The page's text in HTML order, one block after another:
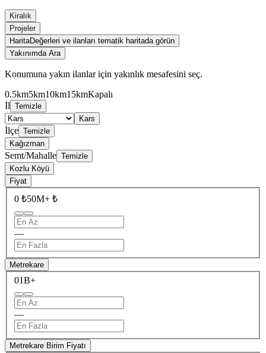
Kiralık
Projeler
HaritaDeğerleri ve ilanları tematik haritada görün
Yakınımda Ara
Konumuna yakın ilanlar için yakınlık mesafesini seç.
0.5km5km10km15kmKapalı
İl Temizle
Kars
İlçe Temizle
Kağızman
Semt/Mahalle Temizle
Kozlu Köyü
Fiyat
0 ₺50M+ ₺
—
Metrekare
01B+
—
Metrekare Birim Fiyatı